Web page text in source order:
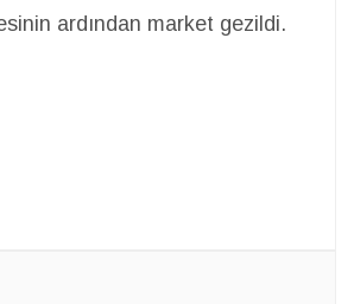
ardından market gezildi.